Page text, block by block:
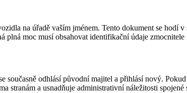
na úřadě vaším jménem. Tento dokument se hodí v
moc musí obsahovat identifikační údaje
současně odhlásí původní majitel a přihlásí nový.
stranám a usnadňuje administrativní náležitosti spojené